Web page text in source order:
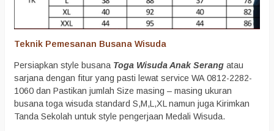
Teknik Pemesanan Busana Wisuda
Persiapkan style busana Toga Wisuda Anak Serang atau
sarjana dengan fitur yang pasti lewat service WA 0812-2282-
1060 dan Pastikan jumlah Size masing – masing ukuran
busana toga wisuda standard S,M,L,XL namun juga Kirimkan
Tanda Sekolah untuk style pengerjaan Medali Wisuda.